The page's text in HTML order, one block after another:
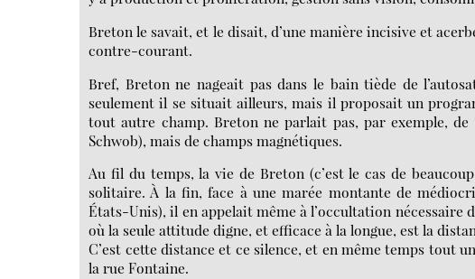
Breton le savait, et le disait, d’une manière incisive et
contre-courant.
Bref, Breton ne nageait pas dans le bain tiède de
seulement il se situait ailleurs, mais il proposait un
tout autre champ. Breton ne parlait pas, par exemple,
Schwob), mais de champs magnétiques.
Au fil du temps, la vie de Breton (c’est le cas de
solitaire. À la fin, face à une marée montante de
États-Unis), il en appelait même à l’occultation nécessaire
où la seule attitude digne, et efficace à la longue, est la
C’est cette distance et ce silence, et en même temps tout
la rue Fontaine.